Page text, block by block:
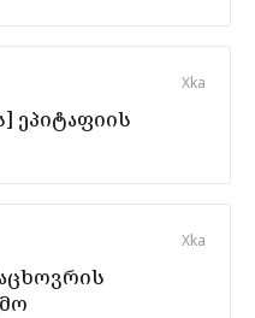
Xka
ეპიტაფიის
Xka